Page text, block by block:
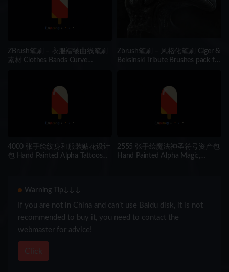
ZBrush笔刷 – 衣服褶皱曲线笔刷
素材 Clothes Bands Curve
Zbrush笔刷 – 风格化笔刷 Giger &
Beksinski Tribute Brushes pack for
4000 张手绘纹身和服装贴花设计
包 Hand Painted Alpha Tattoos
2555 张手绘魔法神圣符号资产包
Hand Painted Alpha Magic,
Warning Tip↓↓↓
If you are not in China and can’t use Baidu disk, it is not
recommended to buy it, you need to contact the
webmaster for advice!
Click